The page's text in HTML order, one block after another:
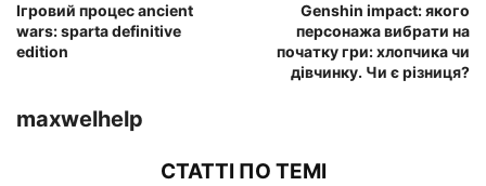
Ігровий процес ancient
wars: sparta definitive
edition
Genshin impact: якого
персонажа вибрати на
початку гри: хлопчика чи
дівчинку. Чи є різниця?
maxwelhelp
СТАТТІ ПО ТЕМІ